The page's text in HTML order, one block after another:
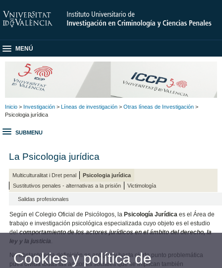
MENÚ
Inicio > Investigación > Líneas de investigación > Otras líneas de Investigación >
Psicologia jurídica
SUBMENU
La Psicologia jurídica
Multiculturalitat i Dret penal
Psicologia jurídica
Sustitutivos penales - alternativas a la prisión
Victimología
Salidas profesionales
Según el Colegio Oficial de Psicólogos, la Psicología Jurídica es el Área de
trabajo e investigación psicológica especializada cuyo objeto es el estudio
delcomportamiento de los actores jurídicos en el ámbito del derecho, la
ley y la justicia
No obstante esta definición es antigua y hasta cierto punto problemática
pues olvida todas las acciones sociales que se implican también
Cookies y política de